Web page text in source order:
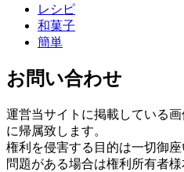
レシピ
和菓子
簡単
お問い合わせ
運営当サイトに掲載している
に帰属致します。
権利を侵害する目的は一切御
問題がある場合は権利所有者